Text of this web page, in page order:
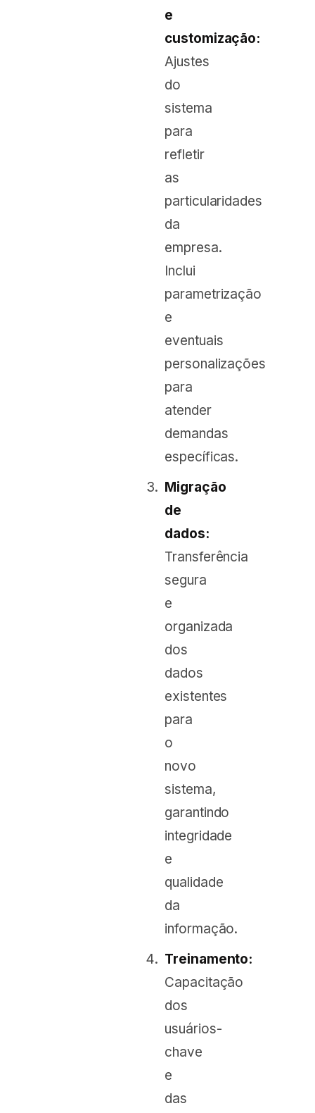
e
customização:
Ajustes
do
sistema
para
refletir
as
particularidades
da
empresa.
Inclui
parametrização
e
eventuais
personalizações
para
atender
demandas
específicas.
Migração
de
dados:
Transferência
segura
e
organizada
dos
dados
existentes
para
o
novo
sistema,
garantindo
integridade
e
qualidade
da
informação.
Treinamento:
Capacitação
dos
usuários-
chave
e
das